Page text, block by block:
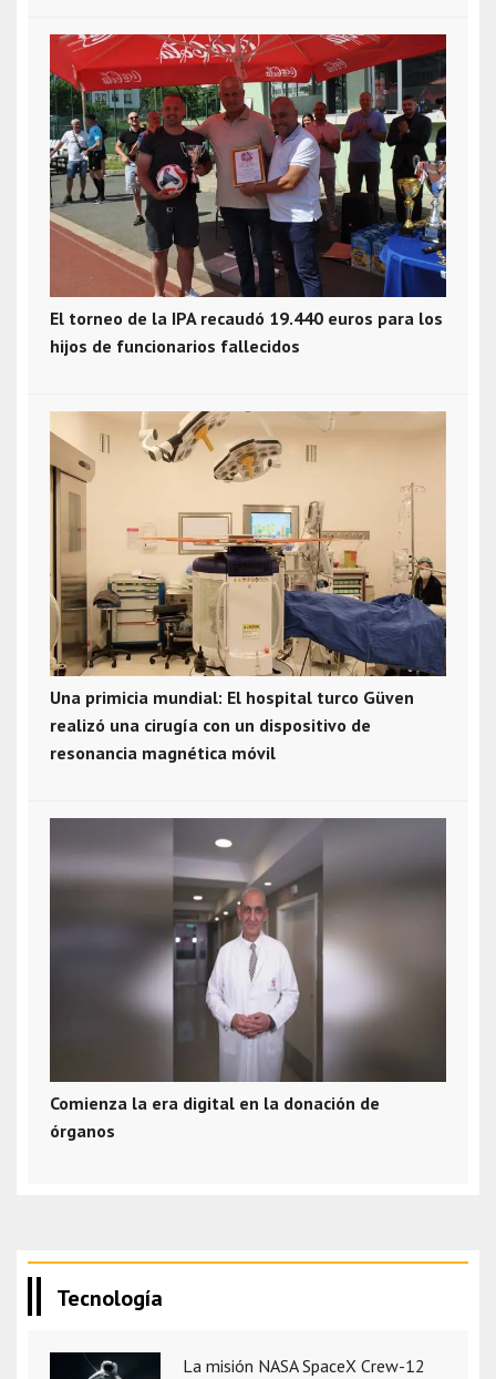
El torneo de la IPA recaudó 19.440 euros para los
hijos de funcionarios fallecidos
Una primicia mundial: El hospital turco Güven
realizó una cirugía con un dispositivo de
resonancia magnética móvil
Comienza la era digital en la donación de
órganos
Tecnología
La misión NASA SpaceX Crew-12